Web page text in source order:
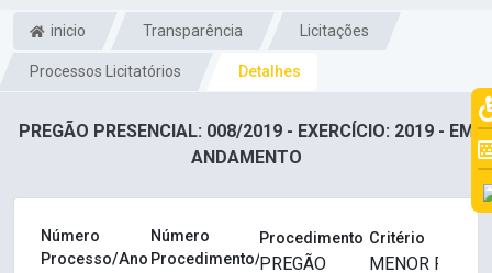
inicio Transparência Licitações
Processos Licitatórios Detalhes
PREGÃO PRESENCIAL: 008/2019 - EXERCÍCIO: 2019 - EM
ANDAMENTO
Número
Processo/Ano
Número
Procedimento/Ano
Procedimento Critério